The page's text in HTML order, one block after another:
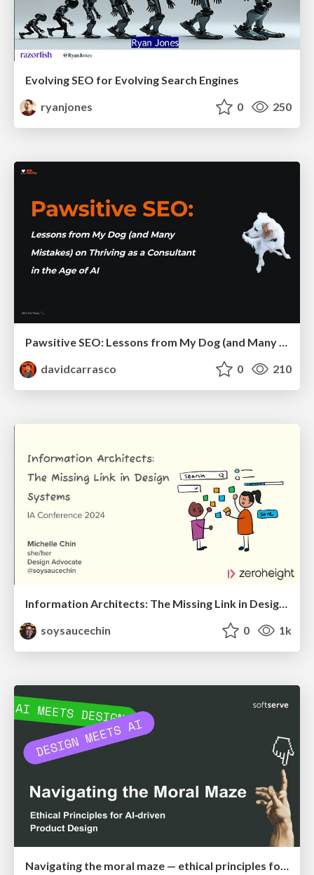
Evolving SEO for Evolving Search Engines
ryanjones
0 250
Pawsitive SEO: Lessons from My Dog (and Many Mistakes) on Thriving as a Consultant in the Age of AI
davidcarrasco
0 210
Information Architects: The Missing Link in Design Systems
soysaucechin
0 1k